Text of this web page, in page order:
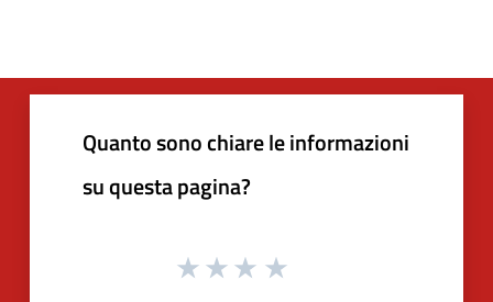
Quanto sono chiare le informazioni
su questa pagina?